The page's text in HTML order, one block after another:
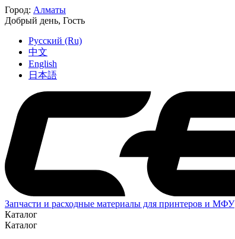
Город: Алматы
Добрый день, Гость
Русский (Ru)
中文
English
日本語
Запчасти и расходные материалы для принтеров и МФУ
Каталог
Каталог